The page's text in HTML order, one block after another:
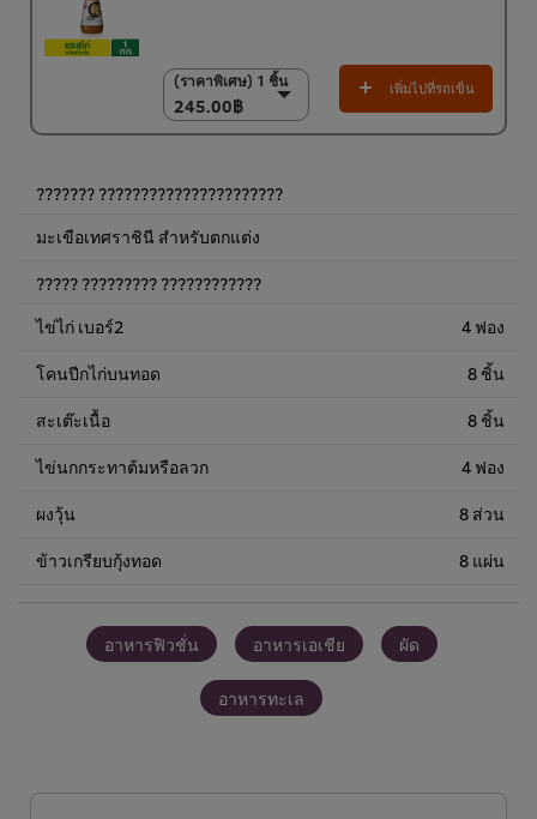
(ราคาพิเศษ) 1 ชิ้น
245.00฿
(ราคาพิเศษ) 1 ชิ้น
245.00฿
(ราคาพิเศษ) แพ็ค 6
1,400.00฿
เพิ่มไปที่รถเข็น
??????? ??????????????????????
มะเขือเทศราชินี สำหรับตกแต่ง
????? ????????? ????????????
ไข่ไก่ เบอร์2
4 ฟอง
โคนปีกไก่บนทอด 8 ชิ้น
สะเต๊ะเนื้อ 8 ชิ้น
ไข่นกกระทาต้มหรือลวก 4 ฟอง
ผงวุ้น 8 ส่วน
ข้าวเกรียบกุ้งทอด 8 แผ่น
อาหารฟิวชั่น อาหารเอเชีย ผัด
อาหารทะเล